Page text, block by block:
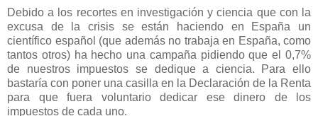
Debido a los recortes en investigación y ciencia que con la
excusa de la crisis se están haciendo en España un
científico español (que además no trabaja en España, como
tantos otros) ha hecho una campaña pidiendo que el 0,7%
de nuestros impuestos se dedique a ciencia. Para ello
bastaría con poner una casilla en la Declaración de la Renta
para que fuera voluntario dedicar ese dinero de los
impuestos de cada uno.